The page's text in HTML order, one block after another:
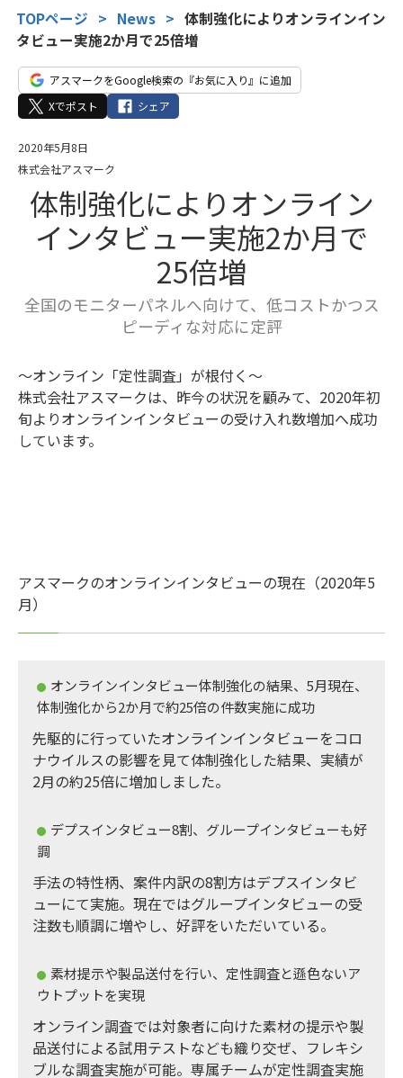
TOPページ > News > 体制強化によりオンラインイン
タビュー実施2か月で25倍増
アスマークをGoogle検索の『お気に入り』に追加
Xでポスト
シェア
2020年5月8日
株式会社アスマーク
体制強化によりオンライン
インタビュー実施2か月で
25倍増
全国のモニターパネルへ向けて、低コストかつス
ピーディな対応に定評
～オンライン「定性調査」が根付く～
株式会社アスマークは、昨今の状況を顧みて、2020年初
旬よりオンラインインタビューの受け入れ数増加へ成功
しています。
アスマークのオンラインインタビューの現在（2020年5
月）
オンラインインタビュー体制強化の結果、5月現在、
体制強化から2か月で約25倍の件数実施に成功
先駆的に行っていたオンラインインタビューをコロ
ナウイルスの影響を見て体制強化した結果、実績が
2月の約25倍に増加しました。​
デプスインタビュー8割、グループインタビューも好
調
手法の特性柄、案件内訳の8割方はデプスインタビ
ューにて実施。現在ではグループインタビューの受
注数も順調に増やし、好評をいただいている。
素材提示や製品送付を行い、定性調査と遜色ないア
ウトプットを実現
オンライン調査では対象者に向けた素材の提示や製
品送付による試用テストなども織り交ぜ、フレキシ
ブルな調査実施が可能。専属チームが定性調査実施